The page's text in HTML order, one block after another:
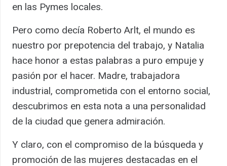
en las Pymes locales.
Pero como decía Roberto Arlt, el mundo es
nuestro por prepotencia del trabajo, y Natalia
hace honor a estas palabras a puro empuje y
pasión por el hacer. Madre, trabajadora
industrial, comprometida con el entorno social,
descubrimos en esta nota a una personalidad
de la ciudad que genera admiración.
Y claro, con el compromiso de la búsqueda y
promoción de las mujeres destacadas en el